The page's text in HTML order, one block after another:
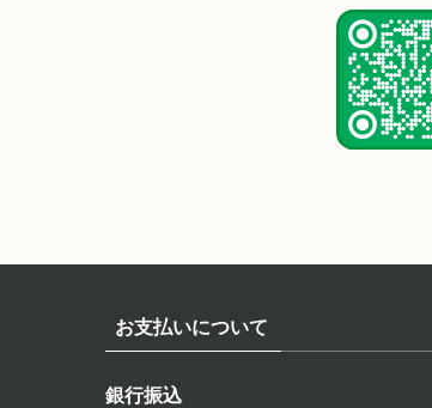
お支払いについて
銀行振込